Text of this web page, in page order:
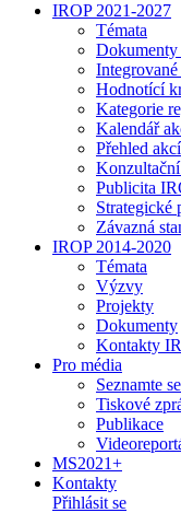
IROP 2021-2027
Témata
Hodnotící
Kategorie
Kalendář
Přehled akcí
Publicita
Strategické
Závazná
IROP 2014-2020
Témata
Výzvy
Projekty
Dokumenty
Kontakty
Pro média
Seznamte
Tiskové
Publikace
MS2021+
Kontakty
Přihlásit se